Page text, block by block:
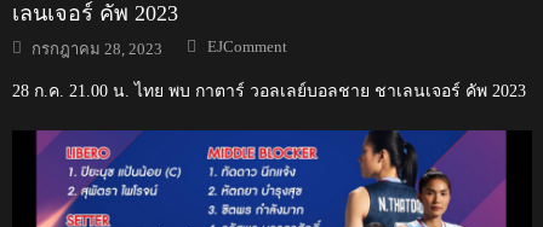
เลนเจอร์ คัพ 2023
Posted
on
กรกฎาคม 28, 2023 Author
EJComment
28 ก.ค. 21.00 น. ไทย พบ กาตาร์ วอลเลย์บอลชาย ชาเลนเจอร์ คัพ 2023